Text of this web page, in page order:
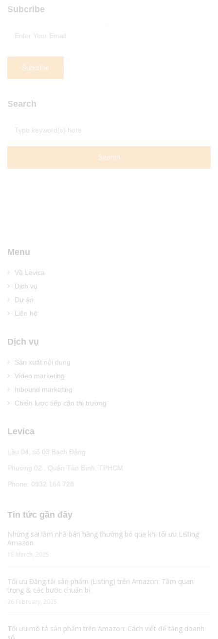
Subcribe
Search
Menu
Về Levica
Dịch vụ
Dự án
Liên hệ
Dịch vụ
Sản xuất nội dung
Video marketing
Inbound marketing
Chiến lược tiếp cận thị trường
Levica
Lầu 04, số 03 Bạch Đằng
Phường 02 , Quận Tân Bình, TPHCM
Phone: 0932 164 728
Tin tức gần đây
Những sai lầm nhà bán hàng thường bỏ qua khi tối ưu Listing
Amazon
18 March, 2025
Tối ưu Đăng tải sản phẩm (Listing) trên Amazon: Tầm quan
trọng & các bước chuẩn bị
26 February, 2025
Tối ưu mô tả sản phẩm trên Amazon: Cách viết để tăng doanh